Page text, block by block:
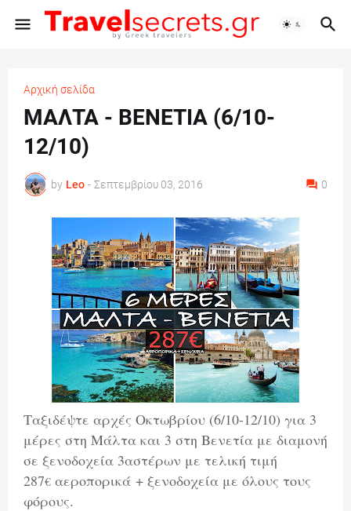
Αρχική σελίδα
ΜΑΛΤΑ - ΒΕΝΕΤΙΑ (6/10-
12/10)
by Leo - Σεπτεμβρίου 03, 2016 0
Ταξιδέψτε αρχές Οκτωβρίου (6/10-12/10) για 3
μέρες στη Μάλτα και 3 στη Βενετία με διαμονή
σε ξενοδοχεία 3αστέρων με τελική τιμή
287€ αεροπορικά + ξενοδοχεία με όλους τους
φόρους.